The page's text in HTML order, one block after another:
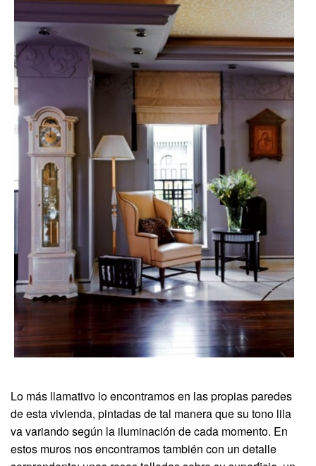
Lo más llamativo lo encontramos en las propias paredes
de esta vivienda, pintadas de tal manera que su tono lila
va variando según la iluminación de cada momento. En
estos muros nos encontramos también con un detalle